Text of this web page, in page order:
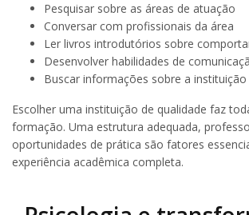
Pesquisar sobre as áreas de atuação
Conversar com profissionais da área
Ler livros introdutórios sobre
Desenvolver habilidades de
Buscar informações sobre a instituição
Escolher uma instituição de qualidade faz
formação. Uma estrutura adequada,
oportunidades de prática são fatores
experiência acadêmica completa.